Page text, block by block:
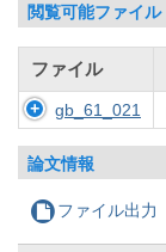
閲覧可能ファイル
ファイル
gb_61_021
論文情報
ファイル出力